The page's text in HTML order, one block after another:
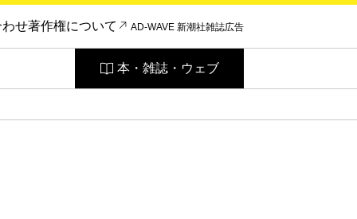
せ著作権について AD-WAVE 新潮社雑誌広告
本・雑誌・ウェブ